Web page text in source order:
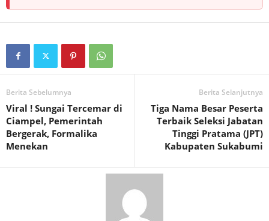
Berita Sebelumnya
Viral ! Sungai Tercemar di
Ciampel, Pemerintah
Bergerak, Formalika
Menekan
Berita Selanjutnya
Tiga Nama Besar Peserta
Terbaik Seleksi Jabatan
Tinggi Pratama (JPT)
Kabupaten Sukabumi